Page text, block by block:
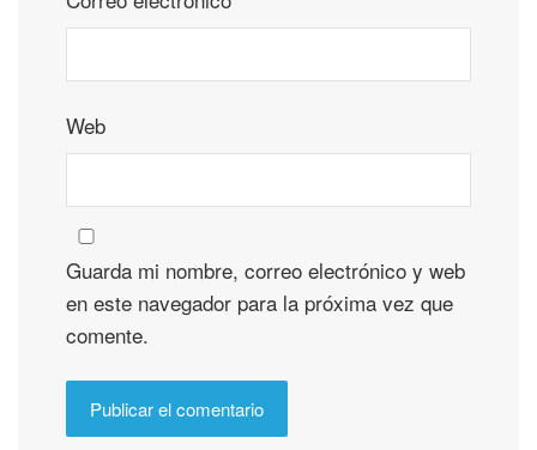
Web
Guarda mi nombre, correo electrónico y web
en este navegador para la próxima vez que
comente.